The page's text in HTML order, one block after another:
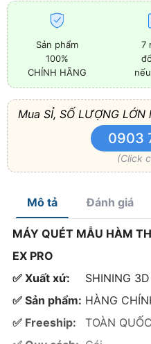
Sản phẩm
100%
CHÍNH HÃNG
7
Mua SỈ, SỐ LƯỢNG LỚN
0903
(Click
Mô tả Đánh giá
MÁY QUÉT MẪU HÀM
EX PRO
✅ Xuất xứ:
SHINING
✅ Sản phẩm: HÀNG
✅ Freeship:
TOÀN QUỐC